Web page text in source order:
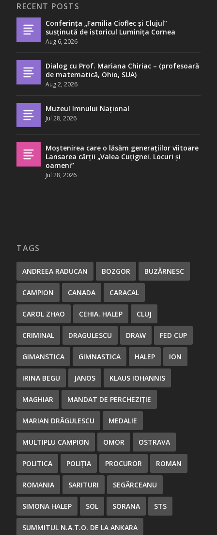
RECENT POSTS
Conferința „Familia Cioflec și Clujul”
susținută de istoricul Luminița Cornea
Aug 6, 2026
Dialog cu Prof. Mariana Chiriac – (profesoară
de matematică, Ohio, SUA)
Aug 2, 2026
Muzeul Imnului Național
Jul 28, 2026
Moștenirea care o lăsăm generațiilor viitoare
Lansarea cărții „Valea Cuțignei. Locuri și
oameni”
Jul 28, 2026
TAGS
ANDREEA RADUCAN BOZGOR BUZĂRNESC
CAMPION CANADA CARACAL
CAROL ZHAO CEHIA. HALEP CLUJ
CRIMINAL DRAGULESCU DRAW FED CUP
GIMANSTICA GIMNASTICA HALEP ION
IRINA BEGU JANOS KLAUS IOHANNIS
MAGHIAR MANDAT DE PERCHEZIȚIE
MARIAN DRĂGULESCU MEDALIE
MULTIPLU CAMPION OMOR OSTRAVA
POLITICA POLIȚIA PROCUROR ROMAN
ROMANIA SARITURI SEGĂRCEANU
SIMONA HALEP SOL SORANA STS
SUMMITUL N.A.T.O. DE LA ANKARA